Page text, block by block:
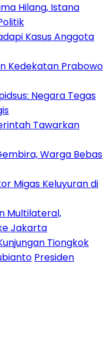
Hilang, Istana
Kasus Anggota
Kedekatan Prabowo
Negara Tegas
Tawarkan
Warga Bebas
Migas Keluyuran di
Multilateral,
Jakarta
Tiongkok
Presiden